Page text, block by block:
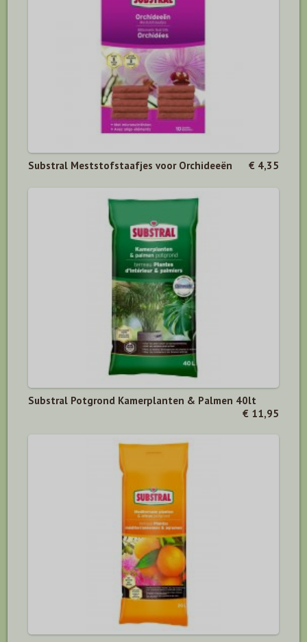
Substral Meststofstaafjes voor Orchideeën € 4,35
Substral Potgrond Kamerplanten & Palmen 40lt
€ 11,95